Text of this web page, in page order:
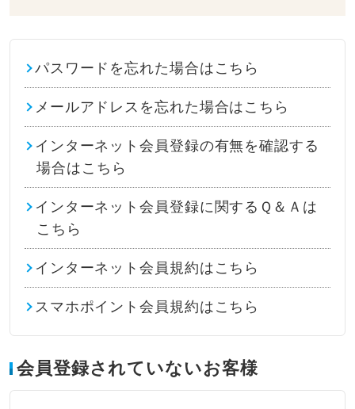
パスワードを忘れた場合はこちら
メールアドレスを忘れた場合はこちら
インターネット会員登録の有無を確認する
場合はこちら
インターネット会員登録に関するＱ＆Ａは
こちら
インターネット会員規約はこちら
スマホポイント会員規約はこちら
会員登録されていないお客様